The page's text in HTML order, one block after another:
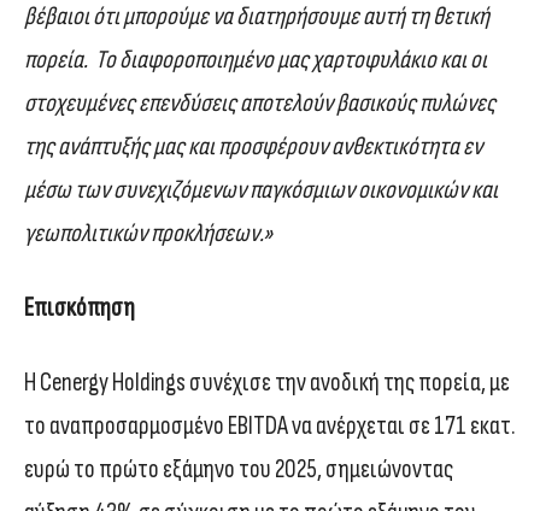
βέβαιοι ότι μπορούμε να διατηρήσουμε αυτή τη θετική
πορεία. Το διαφοροποιημένο μας χαρτοφυλάκιο και οι
στοχευμένες επενδύσεις αποτελούν βασικούς πυλώνες
της ανάπτυξής μας και προσφέρουν ανθεκτικότητα εν
μέσω των συνεχιζόμενων παγκόσμιων οικονομικών και
γεωπολιτικών προκλήσεων.»
Επισκόπηση
Η Cenergy Holdings συνέχισε την ανοδική της πορεία, με
το αναπροσαρμοσμένο EBITDA να ανέρχεται σε 171 εκατ.
ευρώ το πρώτο εξάμηνο του 2025, σημειώνοντας